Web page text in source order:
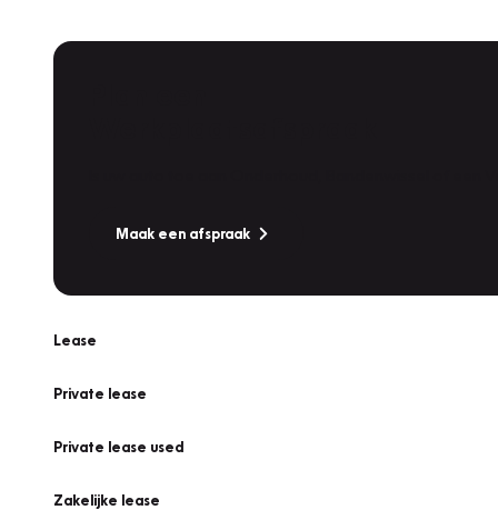
Maak een afspraak
Lease
Private lease
Private lease used
Zakelijke lease